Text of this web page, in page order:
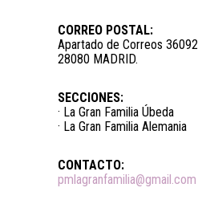
CORREO POSTAL:
Apartado de Correos 36092
28080 MADRID.
SECCIONES:
· La Gran Familia Úbeda
· La Gran Familia Alemania
CONTACTO:
pmlagranfamilia@gmail.com